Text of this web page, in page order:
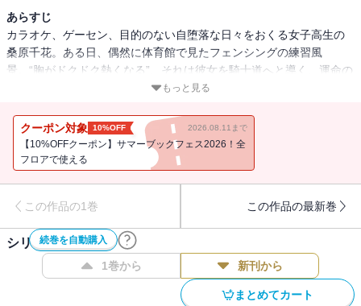
あらすじ
カラオケ、ゲーセン、目的のない自堕落な日々をおくる女子高生の
桑原千花。ある日、偶然に体育館で見たフェンシングの練習風
景。“胸がドクドク熱くなる”、それは彼女を騎士道へと導く、運命の
もっと見る
クーポン対象 10%OFF 2026.08.11まで
【10%OFFクーポン】サマーブックフェス2026！全
フロアで使える
この作品の1巻 この作品の最新巻
続巻を自動購入
シリーズ作品(3件)
1巻から 新刊から
まとめてカート